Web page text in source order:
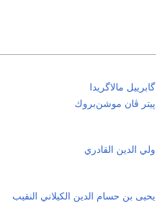
گابرييل مالاگريدا
پيتر ڤان موشن‌بروك
ولي الدين القادري
يحيى بن حسام الدين الكيلاني النقيب